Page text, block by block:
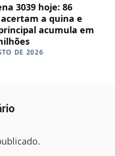
3039 hoje: 86
a quina e
acumula em
DE 2026